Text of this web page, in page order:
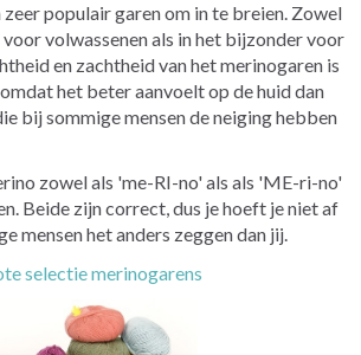
populair garen om in te breien. Zowel
volwassenen als in het bijzonder voor
en zachtheid van het merinogaren is
het beter aanvoelt op de huid dan
bij sommige mensen de neiging hebben
zowel als 'me-RI-no' als als 'ME-ri-no'
Beide zijn correct, dus je hoeft je niet af
mensen het anders zeggen dan jij.
selectie merinogarens